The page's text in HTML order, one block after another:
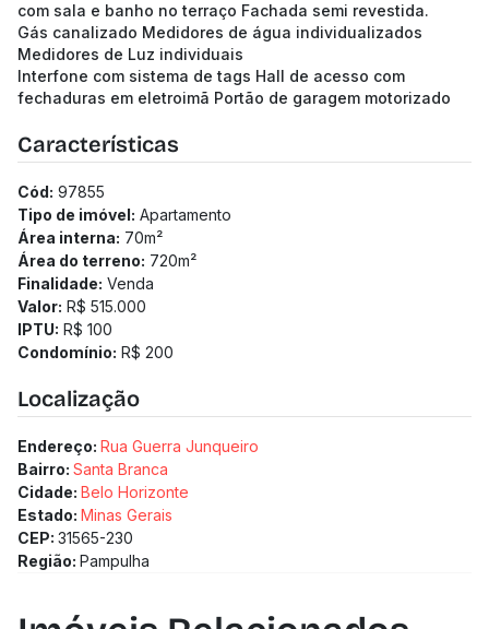
com sala e banho no terraço Fachada semi revestida.
Gás canalizado Medidores de água individualizados
Medidores de Luz individuais
Interfone com sistema de tags Hall de acesso com
fechaduras em eletroimã Portão de garagem motorizado
Características
Cód: 97855
Tipo de imóvel: Apartamento
Área interna: 70m²
Área do terreno: 720m²
Finalidade: Venda
Valor: R$ 515.000
IPTU: R$ 100
Condomínio: R$ 200
Localização
Endereço: Rua Guerra Junqueiro
Bairro: Santa Branca
Cidade: Belo Horizonte
Estado: Minas Gerais
CEP: 31565-230
Região: Pampulha